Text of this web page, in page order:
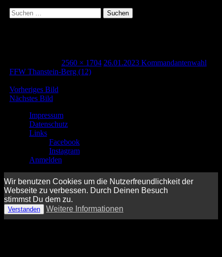
Suchen
nach:
2560 × 1704 26.01.2023 Kommandantenwahl
FFW Thanstein-Berg (12)
Vorheriges Bild
Nächstes Bild
Impressum
Datenschutz
Links
Facebook
Instagram
Anmelden
Wir benutzen Cookies um die Nutzerfreundlichkeit der
Webseite zu verbessen. Durch Deinen Besuch
stimmst Du dem zu.
Verstanden Weitere Informationen